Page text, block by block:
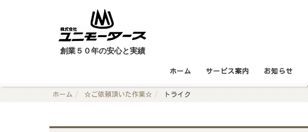
創業５０年の安心と実績
ホーム サービス案内 お知らせ
ホーム ☆ご依頼頂いた作業☆ トライク